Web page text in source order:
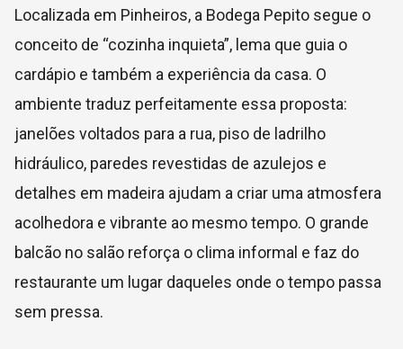
Localizada em Pinheiros, a Bodega Pepito segue o
conceito de “cozinha inquieta”, lema que guia o
cardápio e também a experiência da casa. O
ambiente traduz perfeitamente essa proposta:
janelões voltados para a rua, piso de ladrilho
hidráulico, paredes revestidas de azulejos e
detalhes em madeira ajudam a criar uma atmosfera
acolhedora e vibrante ao mesmo tempo. O grande
balcão no salão reforça o clima informal e faz do
restaurante um lugar daqueles onde o tempo passa
sem pressa.